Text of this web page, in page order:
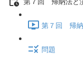
第７回 帰
問題